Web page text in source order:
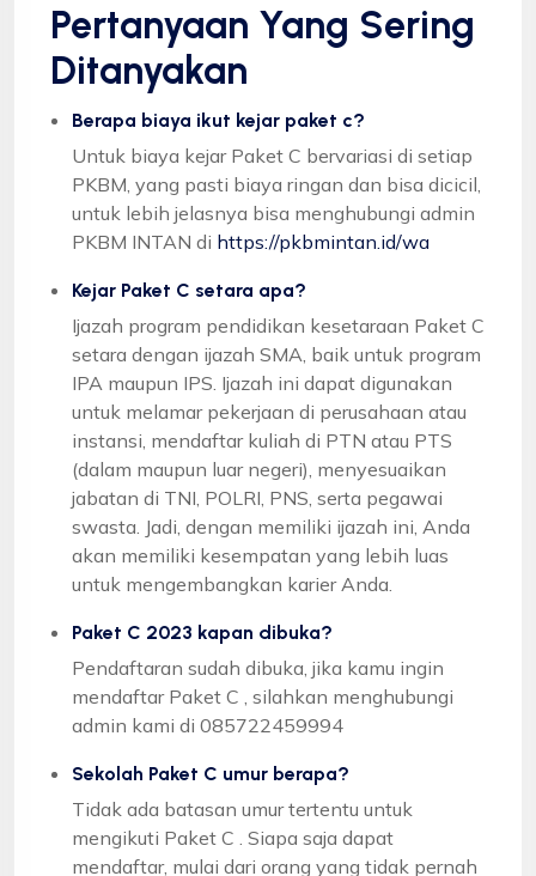
Pertanyaan Yang Sering
Ditanyakan
Berapa biaya ikut kejar paket c?
Untuk biaya kejar Paket C bervariasi di setiap
PKBM, yang pasti biaya ringan dan bisa dicicil,
untuk lebih jelasnya bisa menghubungi admin
PKBM INTAN di https://pkbmintan.id/wa
Kejar Paket C setara apa?
Ijazah program pendidikan kesetaraan Paket C
setara dengan ijazah SMA, baik untuk program
IPA maupun IPS. Ijazah ini dapat digunakan
untuk melamar pekerjaan di perusahaan atau
instansi, mendaftar kuliah di PTN atau PTS
(dalam maupun luar negeri), menyesuaikan
jabatan di TNI, POLRI, PNS, serta pegawai
swasta. Jadi, dengan memiliki ijazah ini, Anda
akan memiliki kesempatan yang lebih luas
untuk mengembangkan karier Anda.
Paket C 2023 kapan dibuka?
Pendaftaran sudah dibuka, jika kamu ingin
mendaftar Paket C , silahkan menghubungi
admin kami di 085722459994
Sekolah Paket C umur berapa?
Tidak ada batasan umur tertentu untuk
mengikuti Paket C . Siapa saja dapat
mendaftar, mulai dari orang yang tidak pernah